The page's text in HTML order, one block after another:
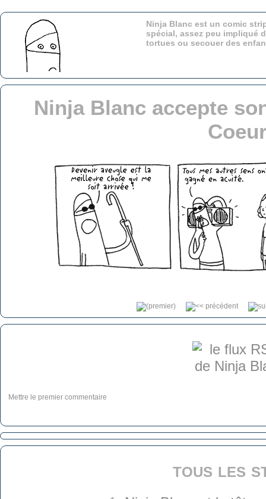
Ninja Blanc est un comic
spécial, assez peu impliqué
tortues ou secouer des
Ninja Blanc accepte
Mettre le premier commentaire
tous les